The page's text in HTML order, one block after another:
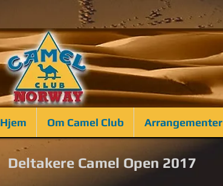
Hjem Om Camel Club Arrangementer
Deltakere Camel Open 2017